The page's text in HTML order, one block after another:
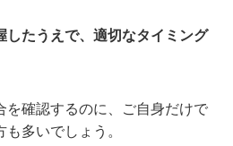
したうえで、適切なタイミング
を確認するのに、ご自身だけで
多いでしょう。